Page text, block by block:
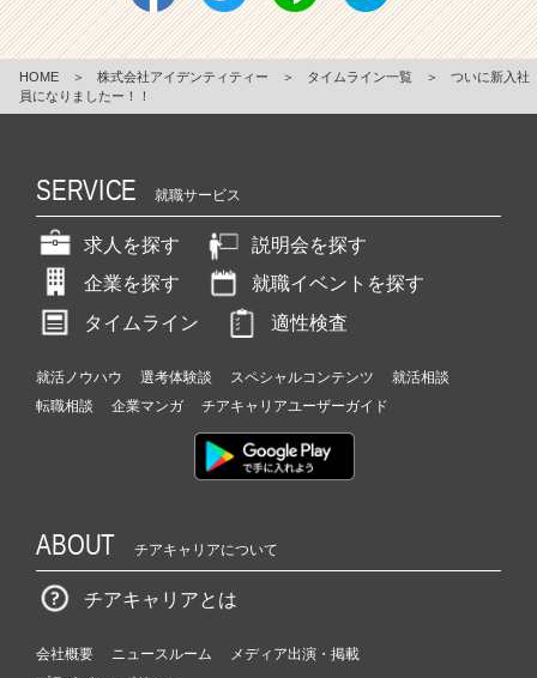
HOME ＞ 株式会社アイデンティティー ＞ タイムライン一覧 ＞
ついに新入社
員になりましたー！！
SERVICE 就職サービス
求人を探す
説明会を探す
企業を探す
就職イベントを探す
タイムライン
適性検査
就活ノウハウ 選考体験談 スペシャルコンテンツ
就活相談
転職相談
企業マンガ チアキャリアユーザーガイド
ABOUT チアキャリアについて
チアキャリアとは
会社概要 ニュースルーム
メディア出演・掲載